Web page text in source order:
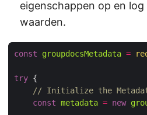
eigenschappen op en
waarden.
const groupdocsMetadata =
try
// Initialize the
const metadata = new